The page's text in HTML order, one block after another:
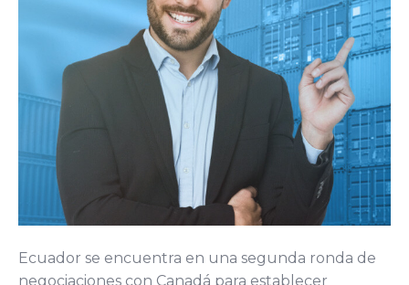
Ecuador se encuentra en una segunda ronda de
negociaciones con Canadá para establecer